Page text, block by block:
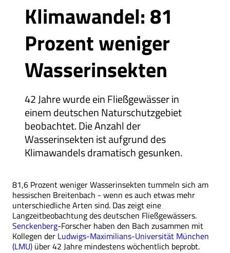
Klimawandel: 81
Prozent weniger
Wasserinsekten
42 Jahre wurde ein Fließgewässer in
einem deutschen Naturschutzgebiet
beobachtet. Die Anzahl der
Wasserinsekten ist aufgrund des
Klimawandels dramatisch gesunken.
81,6 Prozent weniger Wasserinsekten tummeln sich am
hessischen Breitenbach - wenn es auch etwas mehr
unterschiedliche Arten sind. Das zeigt eine
Langzeitbeobachtung des deutschen Fließgewässers.
Senckenberg-Forscher haben den Bach zusammen mit
Kollegen der Ludwigs-Maximilians-Universität München
(LMU) über 42 Jahre mindestens wöchentlich beprobt.